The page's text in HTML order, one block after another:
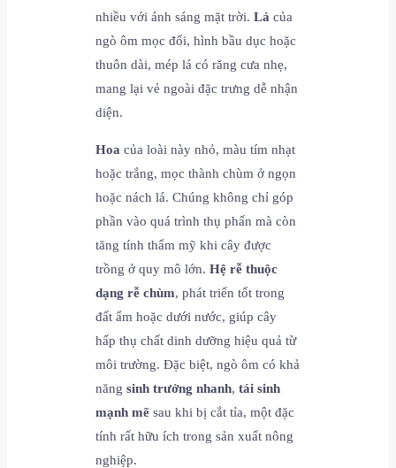
nhiều với ánh sáng mặt trời.Lá của
ngò ôm mọc đối, hình bầu dục hoặc
thuôn dài, mép lá có răng cưa nhẹ,
mang lại vẻ ngoài đặc trưng dễ nhận
diện.
Hoa của loài này nhỏ, màu tím nhạt
hoặc trắng, mọc thành chùm ở ngọn
hoặc nách lá. Chúng không chỉ góp
phần vào quá trình thụ phấn mà còn
tăng tính thẩm mỹ khi cây được
trồng ở quy mô lớn.Hệ rễ thuộc
dạng rễ chùm, phát triển tốt trong
đất ẩm hoặc dưới nước, giúp cây
hấp thụ chất dinh dưỡng hiệu quả từ
môi trường. Đặc biệt, ngò ôm có khả
năngsinh trưởng nhanh,tái sinh
mạnh mẽ sau khi bị cắt tỉa, một đặc
tính rất hữu ích trong sản xuất nông
nghiệp.